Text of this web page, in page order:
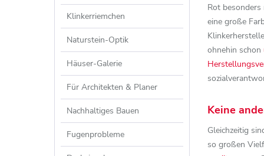
Klinkerriemchen
Naturstein-Optik
Häuser-Galerie
Für Architekten & Planer
Nachhaltiges Bauen
Fugenprobleme
Rot
eine große
ohnehin schon
Keine
Gleichzeitig
so großen